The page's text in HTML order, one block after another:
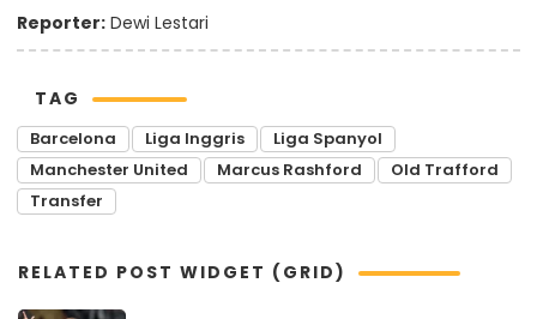
Reporter: Dewi Lestari
TAG
Barcelona Liga Inggris
Liga Spanyol
Manchester United
Marcus Rashford
Old Trafford
Transfer
RELATED POST WIDGET (GRID)